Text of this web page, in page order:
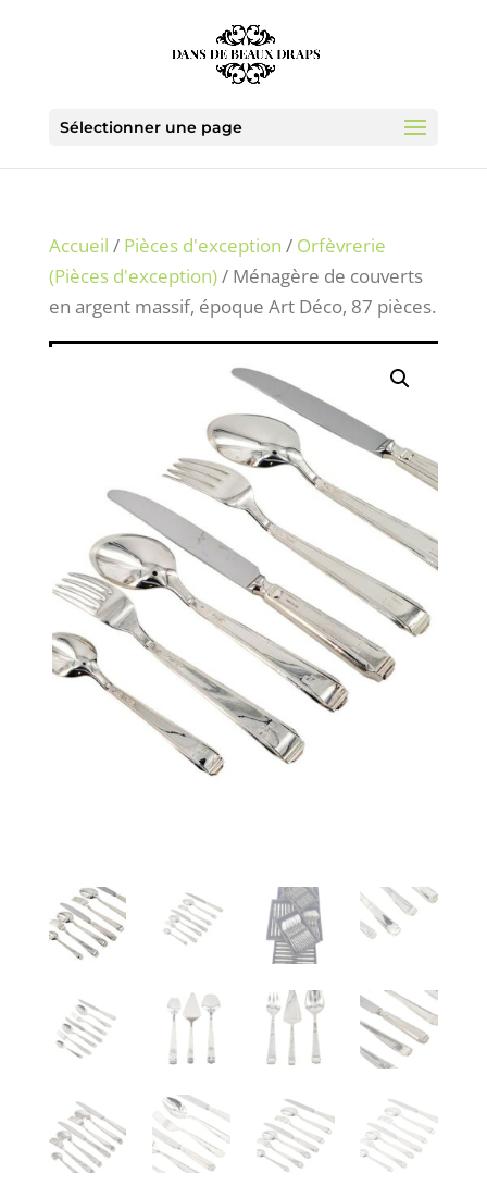
Sélectionner une page
Accueil / Pièces d'exception / Orfèvrerie
(Pièces d'exception)/ Ménagère de couverts
en argent massif, époque Art Déco, 87 pièces.